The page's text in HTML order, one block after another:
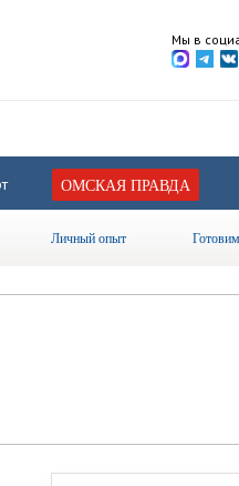
Мы в
ОМСКАЯ ПРАВДА
Личный опыт